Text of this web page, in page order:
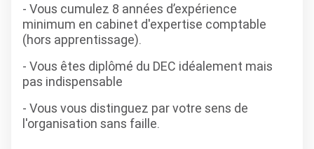
- Vous cumulez 8 années d’expérience
minimum en cabinet d'expertise comptable
(hors apprentissage).
- Vous êtes diplômé du DEC idéalement mais
pas indispensable
- Vous vous distinguez par votre sens de
l'organisation sans faille.